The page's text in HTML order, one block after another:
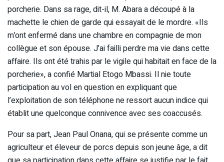
porcherie. Dans sa rage, dit-il, M. Abara a découpé à la
machette le chien de garde qui essayait de le mordre. «Ils
m’ont enfermé dans une chambre en compagnie de mon
collègue et son épouse. J’ai failli perdre ma vie dans cette
affaire. Ils ont été trahis par le vigile qui habitait en face de la
porcherie», a confié Martial Etogo Mbassi. Il nie toute
participation au vol en question en expliquant que
l’exploitation de son téléphone ne ressort aucun indice qui
établit une quelconque connivence avec ses coaccusés.
Pour sa part, Jean Paul Onana, qui se présente comme un
agriculteur et éleveur de porcs depuis son jeune âge, a dit